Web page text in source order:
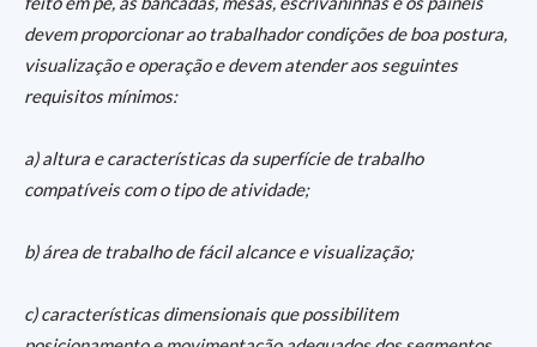
devem proporcionar ao trabalhador condições de boa postura,
visualização e operação e devem atender aos seguintes
requisitos mínimos:
a) altura e características da superfície de trabalho
compatíveis com o tipo de atividade;
b) área de trabalho de fácil alcance e visualização;
c) características dimensionais que possibilitem